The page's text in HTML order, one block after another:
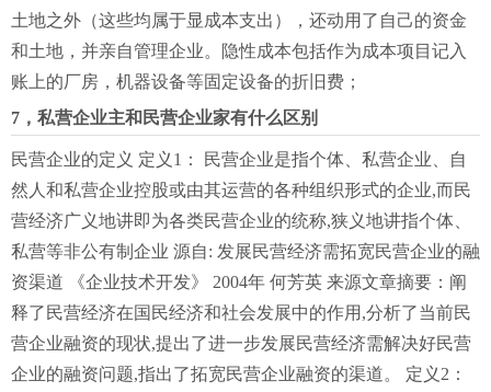
土地之外（这些均属于显成本支出），还动用了自己的资金
和土地，并亲自管理企业。隐性成本包括作为成本项目记入
账上的厂房，机器设备等固定设备的折旧费；
7，私营企业主和民营企业家有什么区别
民营企业的定义 定义1： 民营企业是指个体、私营企业、自
然人和私营企业控股或由其运营的各种组织形式的企业,而民
营经济广义地讲即为各类民营企业的统称,狭义地讲指个体、
私营等非公有制企业 源自: 发展民营经济需拓宽民营企业的融
资渠道 《企业技术开发》 2004年 何芳英 来源文章摘要：阐
释了民营经济在国民经济和社会发展中的作用,分析了当前民
营企业融资的现状,提出了进一步发展民营经济需解决好民营
企业的融资问题,指出了拓宽民营企业融资的渠道。 定义2：